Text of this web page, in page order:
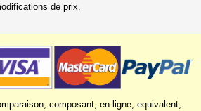
de prix.
composant, en ligne, equivalent,